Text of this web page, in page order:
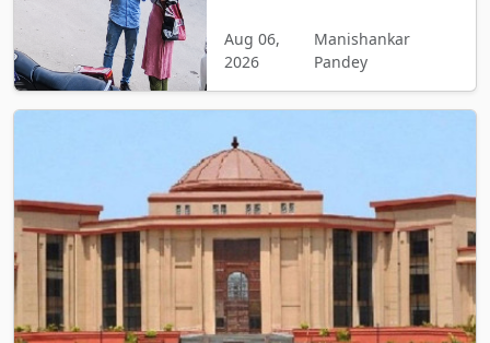
Aug 06,
2026
Manishankar
Pandey